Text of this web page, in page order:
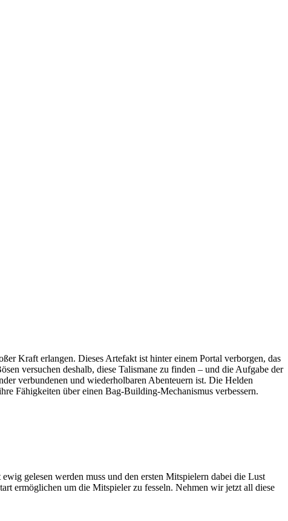
Kraft erlangen. Dieses Artefakt ist hinter einem Portal verborgen, das
versuchen deshalb, diese Talismane zu finden – und die Aufgabe der
verbundenen und wiederholbaren Abenteuern ist. Die Helden
Fähigkeiten über einen Bag-Building-Mechanismus verbessern.
gelesen werden muss und den ersten Mitspielern dabei die Lust
ermöglichen um die Mitspieler zu fesseln. Nehmen wir jetzt all diese